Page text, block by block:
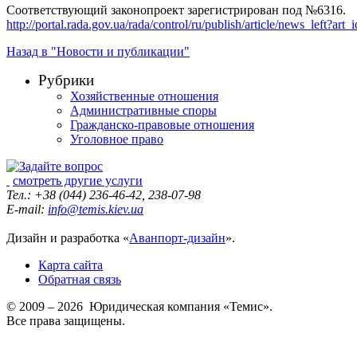
Соответствующий законопроект зарегистрирован под №6316.
http://portal.rada.gov.ua/rada/control/ru/publish/article/
Назад в "Новости и публикации"
Рубрики
Хозяйственные отношения
Административные споры
Гражданско-правовые отношения
Уголовное право
смотреть другие услуги
Тел.: +38 (044) 236-46-42, 238-07-98
E-mail: info@temis.kiev.ua
Дизайн и разработка «Аванпорт-дизайн».
Карта сайта
Обратная связь
© 2009 – 2026 Юридическая компания «Темис».
Все права защищены.